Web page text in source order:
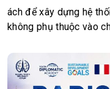
ách để xây dựng hệ
không phụ thuộc vào